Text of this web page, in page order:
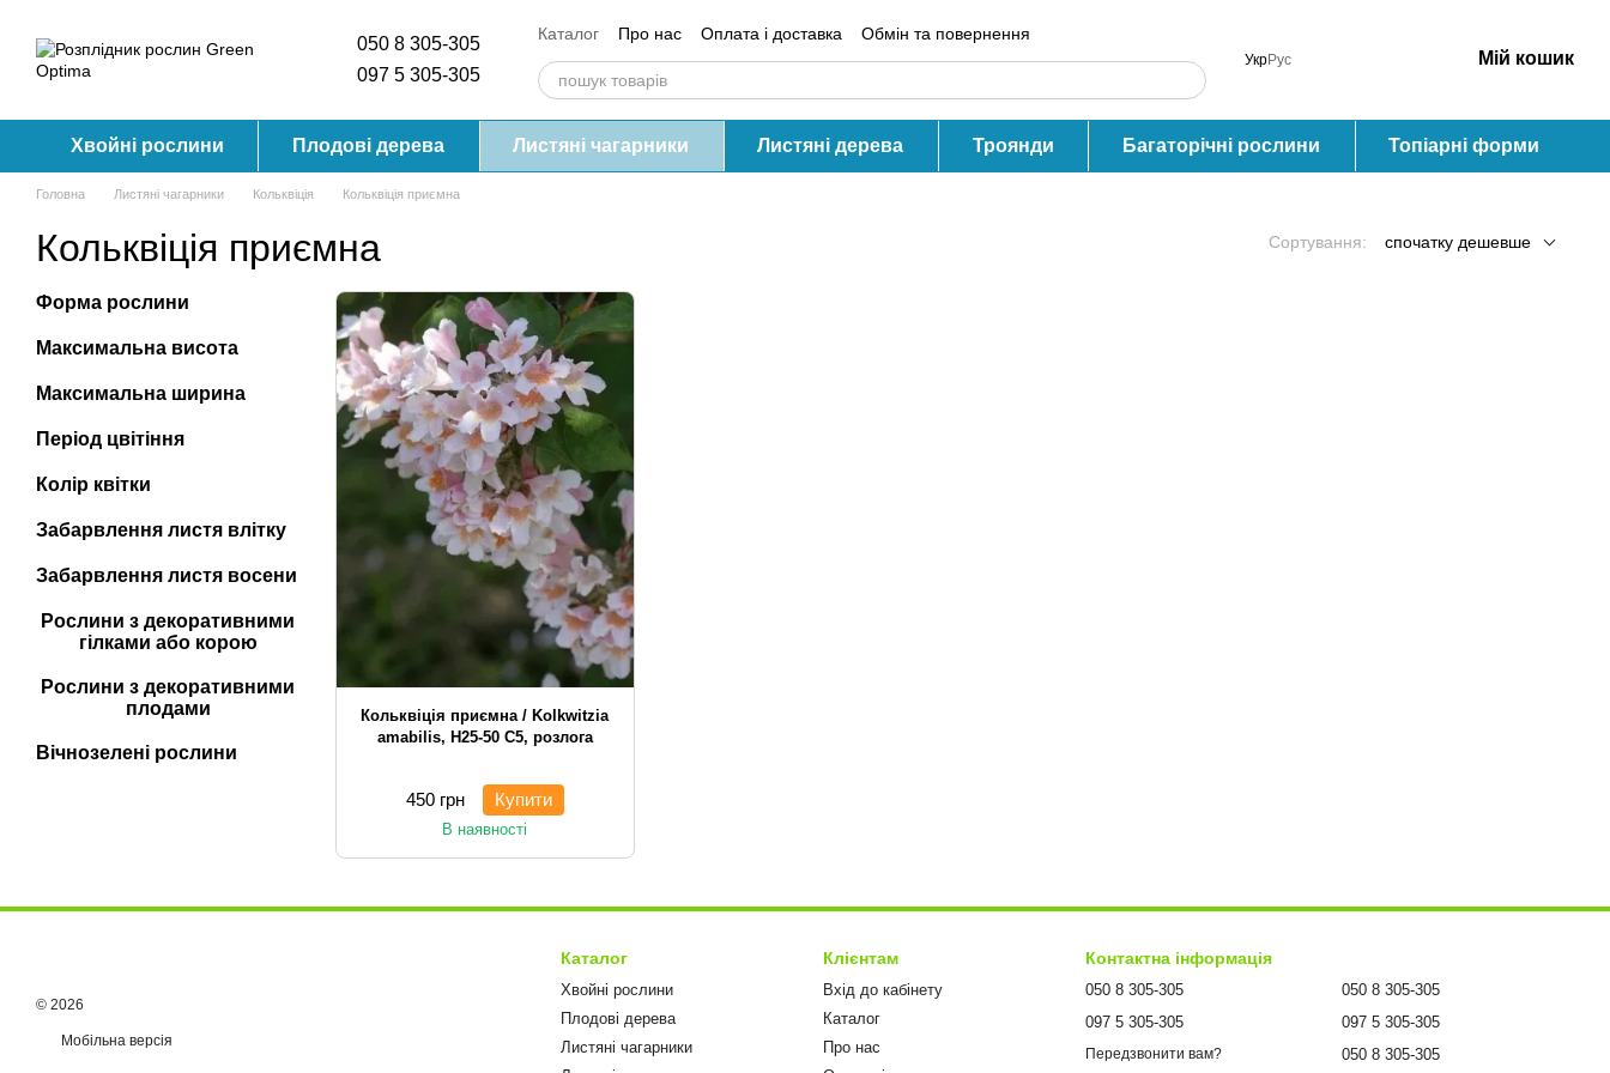
050 8 305-305
097 5 305-305
Каталог Про нас Оплата і доставка
Обмін та повернення
Контактна інформація
Блог Відгуки про магазин УкрРус Мій кошик
Хвойні рослини Плодові дерева Листяні чагарники Листяні дерева Троянди Багаторічні рослини Топіарні форми
Головна Листяні чагарники Кольквіція Кольквіція приємна
Кольквіція приємна Сортування: спочатку дешевше
Кольквіція приємна / Kolkwitzia
amabilis, H25-50 С5, розлога
450 грн Купити
В наявності
Форма рослини
Максимальна висота
Максимальна ширина
Період цвітіння
Колір квітки
Забарвлення листя влітку
Забарвлення листя восени
Рослини з декоративними
гілками або корою
Рослини з декоративними
плодами
Вічнозелені рослини
© 2026
Мобільна версія
Каталог
Хвойні рослини
Плодові дерева
Листяні чагарники
Клієнтам
Вхід до кабінету
Каталог
Про нас
Контактна інформація
050 8 305-305
097 5 305-305
Передзвонити вам?
050 8 305-305
097 5 305-305
050 8 305-305